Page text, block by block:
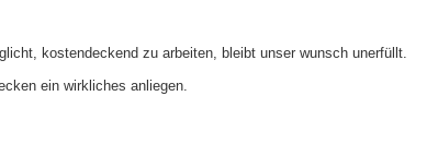
kostendeckend zu arbeiten, bleibt unser wunsch unerfüllt.
ein wirkliches anliegen.